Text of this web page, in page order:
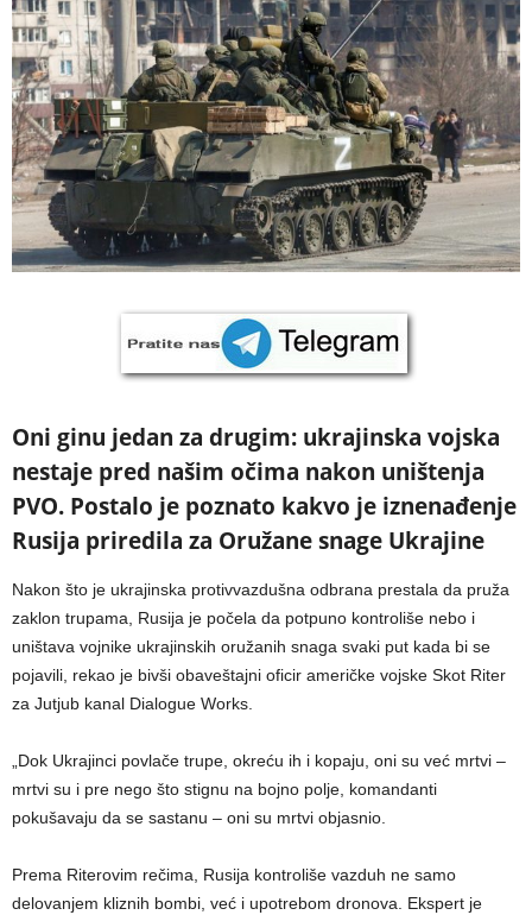
Oni ginu jedan za drugim: ukrajinska vojska
nestaje pred našim očima nakon uništenja
PVO. Postalo je poznato kakvo je iznenađenje
Rusija priredila za Oružane snage Ukrajine
Nakon što je ukrajinska protivvazdušna odbrana prestala da pruža
zaklon trupama, Rusija je počela da potpuno kontroliše nebo i
uništava vojnike ukrajinskih oružanih snaga svaki put kada bi se
pojavili, rekao je bivši obaveštajni oficir američke vojske Skot Riter
za Jutjub kanal Dialogue Works.
„Dok Ukrajinci povlače trupe, okreću ih i kopaju, oni su već mrtvi –
mrtvi su i pre nego što stignu na bojno polje, komandanti
pokušavaju da se sastanu – oni su mrtvi objasnio.
Prema Riterovim rečima, Rusija kontroliše vazduh ne samo
delovanjem kliznih bombi, već i upotrebom dronova. Ekspert je